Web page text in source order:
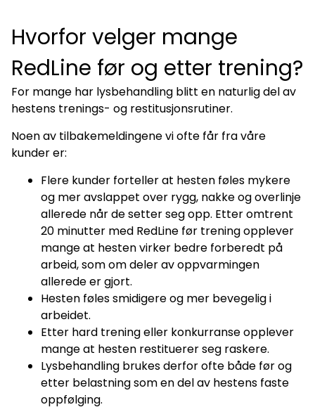
Hvorfor velger mange
RedLine før og etter trening?
For mange har lysbehandling blitt en naturlig del av
hestens trenings- og restitusjonsrutiner.
Noen av tilbakemeldingene vi ofte får fra våre
kunder er:
Flere kunder forteller at hesten føles mykere
og mer avslappet over rygg, nakke og overlinje
allerede når de setter seg opp. Etter omtrent
20 minutter med RedLine før trening opplever
mange at hesten virker bedre forberedt på
arbeid, som om deler av oppvarmingen
allerede er gjort.
Hesten føles smidigere og mer bevegelig i
arbeidet.
Etter hard trening eller konkurranse opplever
mange at hesten restituerer seg raskere.
Lysbehandling brukes derfor ofte både før og
etter belastning som en del av hestens faste
oppfølging.